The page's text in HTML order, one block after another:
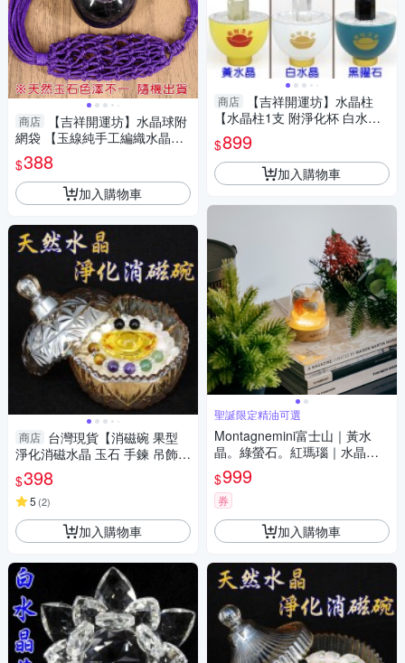
商店
【吉祥開運坊】水晶球附
網袋 【玉線純手工編織水晶球
網袋 有附水晶球 有多色可供選
擇 可吊掛】
$388
加入購物車
商店 台灣現貨【消磁碗 果型
淨化消磁水晶 玉石 手鍊 吊飾
飾品等 附白水晶300公克 元寶
已淨化】
$398
5 (2)
加入購物車
商店
【吉祥開運坊】水晶柱
【水晶柱1支 附淨化杯 白水晶
碎石 多款可供選擇】淨化 擇日
$899
加入購物車
聖誕限定精油可選
Montagnemini富士山｜黃水
晶。綠螢石。紅瑪瑙｜水晶擴
香組 聖誕限定 精油可選
$999
券
加入購物車